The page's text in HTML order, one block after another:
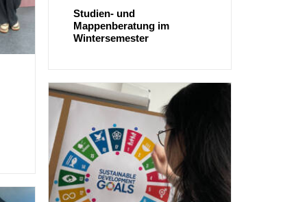
Studien- und
Mappenberatung im
Wintersemester